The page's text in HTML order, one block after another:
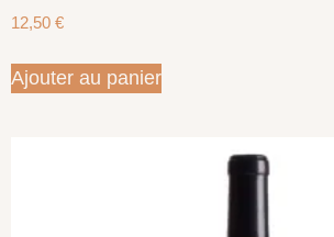
12,50 €
Ajouter au panier